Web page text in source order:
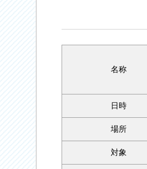
名称
日時
場所
対象